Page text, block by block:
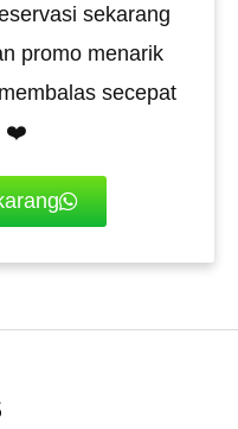
sekarang
promo menarik
secepat
❤️